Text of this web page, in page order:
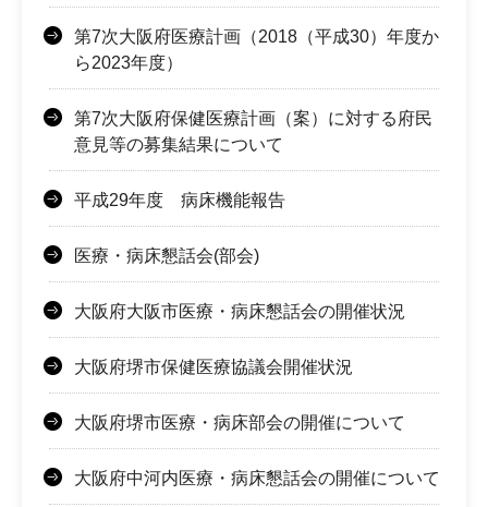
第7次大阪府医療計画（2018（平成30）年度か
ら2023年度）
第7次大阪府保健医療計画（案）に対する府民
意見等の募集結果について
平成29年度 病床機能報告
医療・病床懇話会(部会)
大阪府大阪市医療・病床懇話会の開催状況
大阪府堺市保健医療協議会開催状況
大阪府堺市医療・病床部会の開催について
大阪府中河内医療・病床懇話会の開催について